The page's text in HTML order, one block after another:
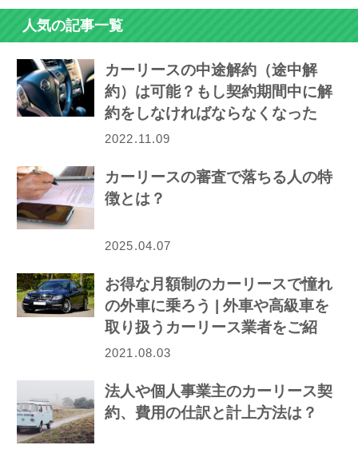
人気の記事一覧
カーリースの中途解約（途中解
約）は可能？もし契約期間中に解
約をしなければならなくなった
ら…
2022.11.09
カーリースの審査で落ちる人の特
徴とは？
2025.04.07
お得な月額制のカーリースで憧れ
の外車に乗ろう | 外車や高級車を
取り扱うカーリース業者をご紹
介！
2021.08.03
法人や個人事業主のカーリース契
約、費用の仕訳と計上方法は？